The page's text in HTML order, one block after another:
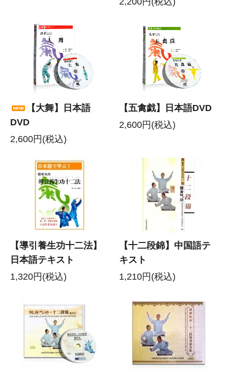
【大舞】日本語
DVD
2,600円(税込)
【五禽戯】日本語DVD
2,600円(税込)
【導引養生功十二法】
日本語テキスト
1,320円(税込)
【十二段錦】中国語テ
キスト
1,210円(税込)